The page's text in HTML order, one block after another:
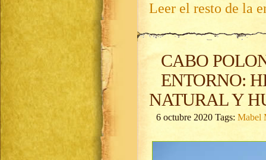
Leer el resto de la
CABO
ENTORNO:
NATURAL Y
6 octubre 2020 Tags: Mabel